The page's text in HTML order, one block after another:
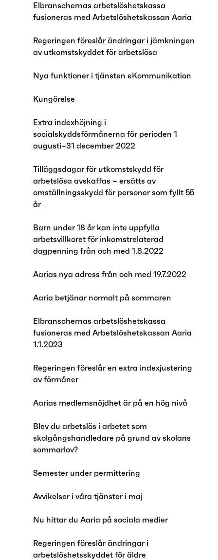
Elbranschernas arbetslöshetskassa
fusioneras med Arbetslöshetskassan Aaria
Regeringen föreslår ändringar i jämkningen
av utkomstskyddet för arbetslösa
Nya funktioner i tjänsten eKommunikation
Kungörelse
Extra indexhöjning i
socialskyddsförmånerna för perioden 1
augusti–31 december 2022
Tilläggsdagar för utkomstskydd för
arbetslösa avskaffas – ersätts av
omställningsskydd för personer som fyllt 55
år
Barn under 18 år kan inte uppfylla
arbetsvillkoret för inkomstrelaterad
dagpenning från och med 1.8.2022
Aarias nya adress från och med 19.7.2022
Aaria betjänar normalt på sommaren
Elbranschernas arbetslöshetskassa
fusioneras med Arbetslöshetskassan Aaria
1.1.2023
Regeringen föreslår en extra indexjustering
av förmåner
Aarias medlemsnöjdhet är på en hög nivå
Blev du arbetslös i arbetet som
skolgångshandledare på grund av skolans
sommarlov?
Semester under permittering
Avvikelser i våra tjänster i maj
Nu hittar du Aaria på sociala medier
Regeringen föreslår ändringar i
arbetslöshetsskyddet för äldre